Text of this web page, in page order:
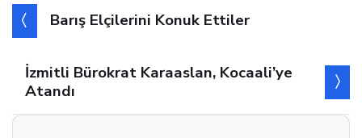
Barış Elçilerini Konuk Ettiler
İzmitli Bürokrat Karaaslan, Kocaali’ye
Atandı